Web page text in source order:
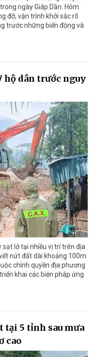
ngày Giáp Dần. Hôm
đỡ, vận trình khởi sắc rõ
trước những biến động và
hộ dân trước nguy
sạt lở tại nhiều vị trí trên địa
nứt đất dài khoảng 100m
chính quyền địa phương
khai các biện pháp ứng
tại 5 tỉnh sau mưa
cao